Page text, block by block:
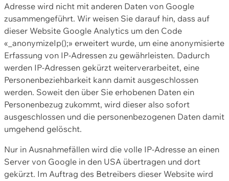
Adresse wird nicht mit anderen Daten von Google
zusammengeführt. Wir weisen Sie darauf hin, dass auf
dieser Website Google Analytics um den Code
«_anonymizeIp();» erweitert wurde, um eine anonymisierte
Erfassung von IP-Adressen zu gewährleisten. Dadurch
werden IP-Adressen gekürzt weiterverarbeitet, eine
Personenbeziehbarkeit kann damit ausgeschlossen
werden. Soweit den über Sie erhobenen Daten ein
Personenbezug zukommt, wird dieser also sofort
ausgeschlossen und die personenbezogenen Daten damit
umgehend gelöscht.
Nur in Ausnahmefällen wird die volle IP-Adresse an einen
Server von Google in den USA übertragen und dort
gekürzt. Im Auftrag des Betreibers dieser Website wird